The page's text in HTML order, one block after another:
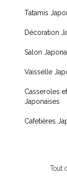
Tatamis
Décoration
Salon
Vaisselle
Casseroles
Japonaises
Cafetières
Tout